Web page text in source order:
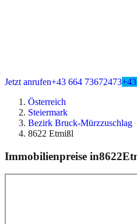
Jetzt anrufen+43 664 73672473
Österreich
Steiermark
Bezirk Bruck-Mürzzuschlag
8622 Etmißl
Immobilienpreise in8622